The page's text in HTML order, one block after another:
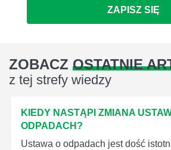
ZAPISZ SIĘ
ZOBACZ OSTATNIE
z tej strefy wiedzy
KIEDY NASTĄPI ZMIANA
ODPADACH?
Ustawa o odpadach jest dość